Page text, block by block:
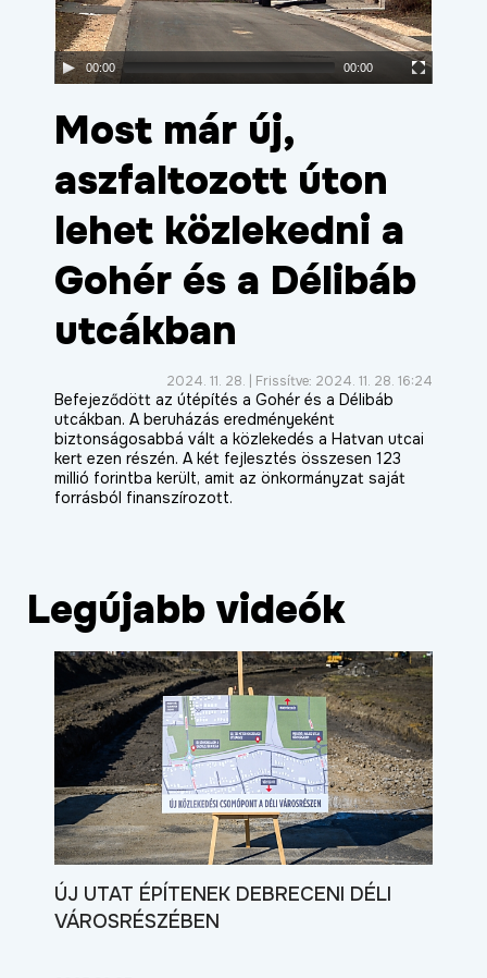
ÉLETMINŐSÉG
OKTATÁS
ÖSSZES PROJEKT
00:00 00:00
Most már új,
aszfaltozott úton
lehet közlekedni a
Gohér és a Délibáb
utcákban
2024. 11. 28. | Frissítve: 2024. 11. 28. 16:24
Befejeződött az útépítés a Gohér és a Délibáb
utcákban. A beruházás eredményeként
biztonságosabbá vált a közlekedés a Hatvan utcai
kert ezen részén. A két fejlesztés összesen 123
millió forintba került, amit az önkormányzat saját
forrásból finanszírozott.
Legújabb videók
ÚJ UTAT ÉPÍTENEK DEBRECENI DÉLI
VÁROSRÉSZÉBEN